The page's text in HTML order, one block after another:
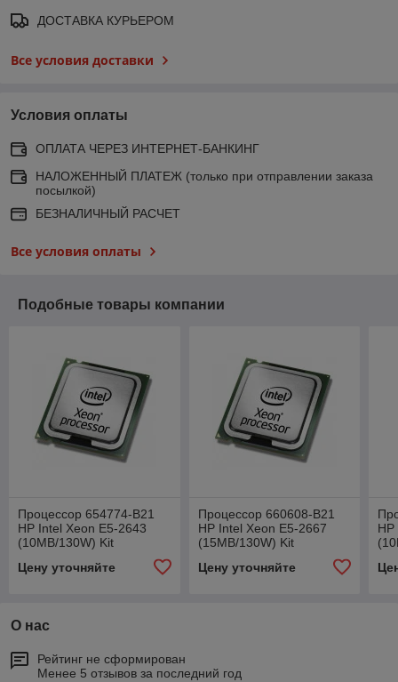
ДОСТАВКА КУРЬЕРОМ
Все условия доставки
Условия оплаты
ОПЛАТА ЧЕРЕЗ ИНТЕРНЕТ-БАНКИНГ
НАЛОЖЕННЫЙ ПЛАТЕЖ (только при отправлении заказа
посылкой)
БЕЗНАЛИЧНЫЙ РАСЧЕТ
Все условия оплаты
Подобные товары компании
Процессор 654774-B21
HP Intel Xeon E5-2643
(10MB/130W) Kit
Цену уточняйте
Процессор 660608-B21
HP Intel Xeon E5-2667
(15MB/130W) Kit
Цену уточняйте
О нас
Рейтинг не сформирован
Менее 5 отзывов за последний год